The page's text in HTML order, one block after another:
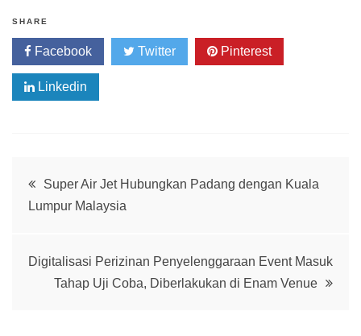
SHARE
Facebook Twitter Pinterest
Linkedin
Post
navigation
Super Air Jet Hubungkan Padang dengan Kuala
Lumpur Malaysia
Digitalisasi Perizinan Penyelenggaraan Event Masuk
Tahap Uji Coba, Diberlakukan di Enam Venue